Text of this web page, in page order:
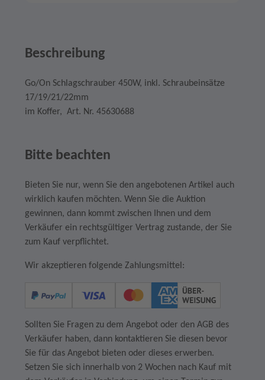
Beschreibung
Go/On Schlagschrauber 450W, inkl. Schraubeinsätze
17/19/21/22mm
im Koffer, Art. Nr. 45630688
Bitte beachten
Bieten Sie nur, wenn Sie den angebotenen Artikel auch
wirklich kaufen möchten. Wenn Sie die Auktion
gewinnen, dann kommt zwischen Ihnen und dem
Verkäufer ein rechtsgültiger Vertrag zustande, der Sie
zum Kauf verpflichtet.
Wir akzeptieren folgende Zahlungsmittel:
Sollten Sie Fragen zu dem Angebot oder den AGB des
Verkäufer haben, dann kontaktieren Sie diesen bevor
Sie für das Angebot bieten oder dieses erwerben.
Setzen Sie sich innerhalb von 2 Wochen nach Kauf mit